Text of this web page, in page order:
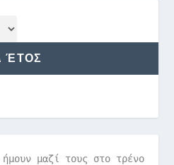
ΈΤΟΣ
μαζί τους στο τρένο